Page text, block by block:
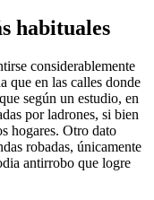
habituales
considerablemente
que en las calles donde
según un estudio, en
por ladrones, si bien
hogares. Otro dato
robadas, únicamente
antirrobo que logre